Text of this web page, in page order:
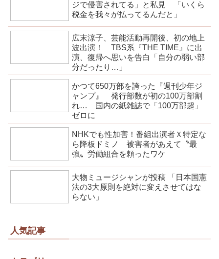
ジで侵害されてる」と私見 「いくら
税金を我々が払ってるんだと」
広末涼子、芸能活動再開後、初の地上
波出演！ TBS系『THE TIME』に出
演、復帰へ思いを告白「自分の弱い部
分だったり…」
かつて650万部を誇った『週刊少年ジ
ャンプ』 発行部数が初の100万部割
れ… 国内の紙雑誌で「100万部超」
ゼロに
NHKでも性加害！番組出演者Ｘ特定な
ら降板ドミノ 被害者があえて〝最
強〟労働組合を頼ったワケ
大物ミュージシャンが投稿 「日本国憲
法の3大原則を絶対に変えさせてはな
らない」
人気記事